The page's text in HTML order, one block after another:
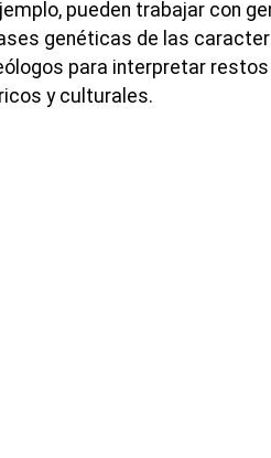
pueden trabajar con
genéticas de las
para interpretar
y culturales.